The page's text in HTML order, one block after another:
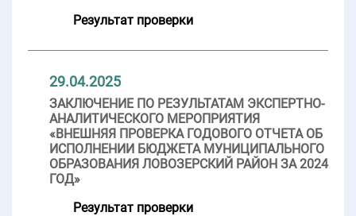
Результат проверки
29.04.2025
ЗАКЛЮЧЕНИЕ ПО РЕЗУЛЬТАТАМ ЭКСПЕРТНО-
АНАЛИТИЧЕСКОГО МЕРОПРИЯТИЯ
«ВНЕШНЯЯ ПРОВЕРКА ГОДОВОГО ОТЧЕТА ОБ
ИСПОЛНЕНИИ БЮДЖЕТА МУНИЦИПАЛЬНОГО
ОБРАЗОВАНИЯ ЛОВОЗЕРСКИЙ РАЙОН ЗА 2024
ГОД»
Результат проверки